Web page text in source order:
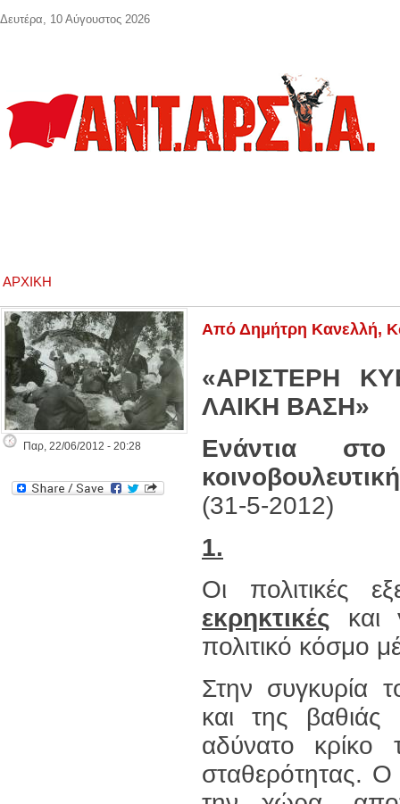
ΑΡΧΙΚΉ
Παρ, 22/06/2012 - 20:28
Από Δημήτρη Κανελλή,
«ΑΡΙΣΤΕΡΗ
ΛΑΙΚΗ ΒΑΣΗ»
Ενάντια στο
(31-5-2012)
1.
Οι πολιτικές
εκρηκτικές και
πολιτικό κόσμο
Στην συγκυρία
και της
αδύνατο
σταθερότητας. Ο
Δευτέρα, 10 Αύγουστος 2026